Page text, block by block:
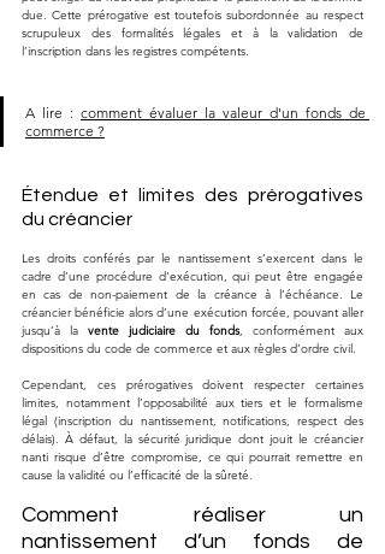
due. Cette prérogative est toutefois subordonnée au respect
scrupuleux des formalités légales et à la validation de
l’inscription dans les registres compétents.
A lire : comment évaluer la valeur d'un fonds de
commerce ?
Étendue et limites des prérogatives
du créancier
Les droits conférés par le nantissement s’exercent dans le
cadre d’une procédure d’exécution, qui peut être engagée
en cas de non-paiement de la créance à l’échéance. Le
créancier bénéficie alors d’une exécution forcée, pouvant aller
jusqu’à la vente judiciaire du fonds, conformément aux
dispositions du code de commerce et aux règles d’ordre civil.
Cependant, ces prérogatives doivent respecter certaines
limites, notamment l’opposabilité aux tiers et le formalisme
légal (inscription du nantissement, notifications, respect des
délais). À défaut, la sécurité juridique dont jouit le créancier
nanti risque d’être compromise, ce qui pourrait remettre en
cause la validité ou l’efficacité de la sûreté.
Comment réaliser un
nantissement d’un fonds de